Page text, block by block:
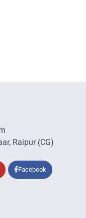
Raipur (CG)
Facebook